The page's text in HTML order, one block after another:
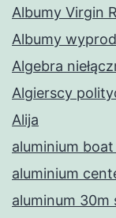
Albumy Virgin
Albumy
Algebra
Algierscy
Alija
aluminium
aluminium
aluminum 30m